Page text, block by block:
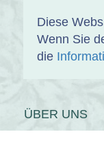
Diese
Wenn Sie
die
ÜBER UNS